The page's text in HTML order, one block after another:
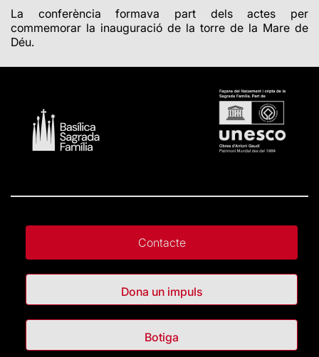
La conferència formava part dels actes per
commemorar la inauguració de la torre de la Mare de
Déu.
Contacte
Dona un impuls
Botiga